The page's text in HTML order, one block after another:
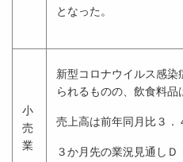
となった。
小
売
業
新型コロナウイルス感
られるものの、飲食料品
売上高は前年同月比３．
３か月先の業況見通し